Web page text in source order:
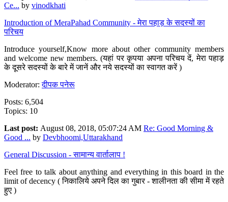
Ce... by vinodkhati
Introduction of MeraPahad Community - मेरा पहाड़ के सदस्यों का
परिचय
Introduce yourself,Know more about other community members
and welcome new members. (यहां पर कृपया अपना परिचय दें, मेरा पहाड़
के दूसरे सदस्यों के बारे में जानें और नये सदस्यों का स्वागत करें )
Moderator:दीपक पनेरू
Posts: 6,504
Topics: 10
Last post: August 08, 2018, 05:07:24 AM Re: Good Morning &
Good ... by Devbhoomi,Uttarakhand
General Discussion - सामान्य वार्तालाप !
Feel free to talk about anything and everything in this board in the
limit of decency ( निकालिये अपने दिल का गुबार - शालीनता की सीमा में रहते
हुए )